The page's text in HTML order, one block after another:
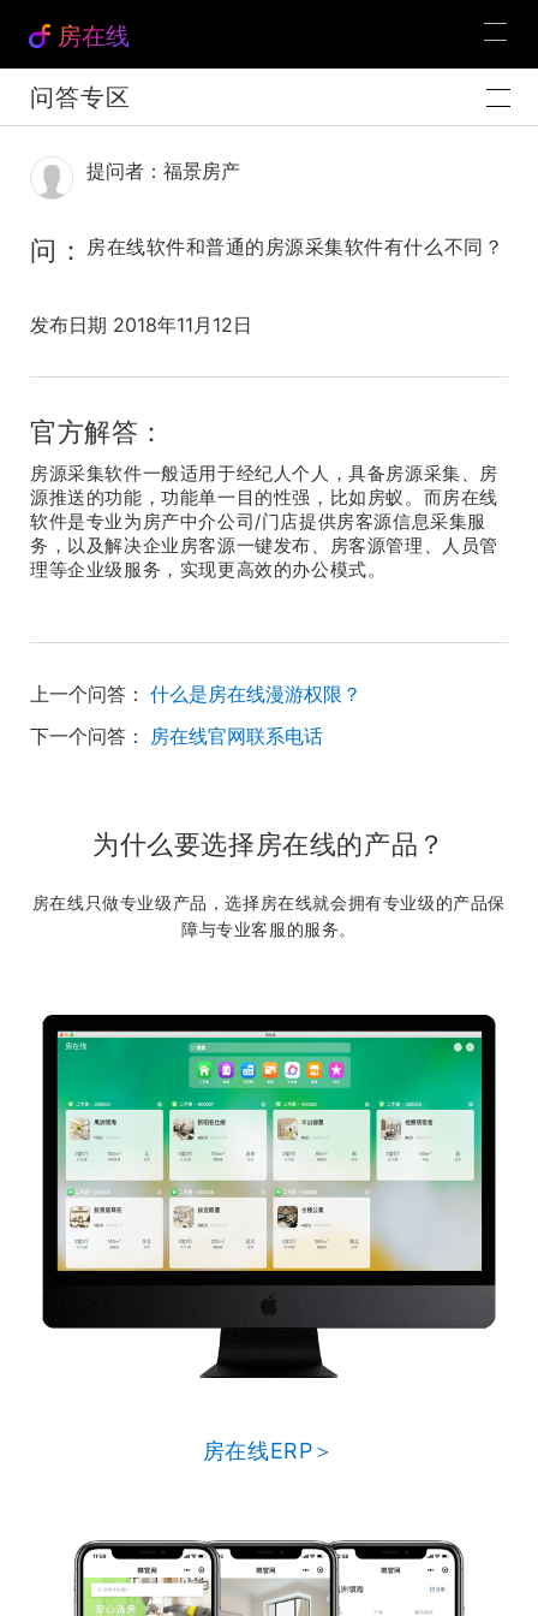
房在线
问答专区
提问者：福景房产
问： 房在线软件和普通的房源采集软件有什么不同？
发布日期 2018年11月12日
官方解答：
房源采集软件一般适用于经纪人个人，具备房源采集、房
源推送的功能，功能单一目的性强，比如房蚁。而房在线
软件是专业为房产中介公司/门店提供房客源信息采集服
务，以及解决企业房客源一键发布、房客源管理、人员管
理等企业级服务，实现更高效的办公模式。
上一个问答： 什么是房在线漫游权限？
下一个问答： 房在线官网联系电话
为什么要选择房在线的产品？
房在线只做专业级产品，选择房在线就会拥有专业级的产品保
障与专业客服的服务。
房在线ERP＞